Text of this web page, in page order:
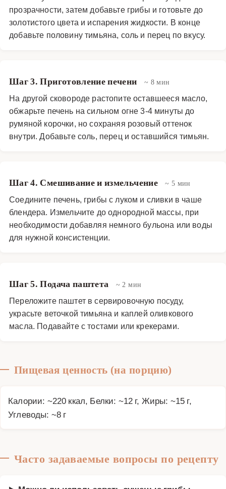
прозрачности, затем добавьте грибы и готовьте до
золотистого цвета и испарения жидкости. В конце
добавьте половину тимьяна, соль и перец по вкусу.
Шаг 3. Приготовление печени ~ 8 мин
На другой сковороде растопите оставшееся масло,
обжарьте печень на сильном огне 3-4 минуты до
румяной корочки, но сохраняя розовый оттенок
внутри. Добавьте соль, перец и оставшийся тимьян.
Шаг 4. Смешивание и измельчение ~ 5 мин
Соедините печень, грибы с луком и сливки в чаше
блендера. Измельчите до однородной массы, при
необходимости добавляя немного бульона или воды
для нужной консистенции.
Шаг 5. Подача паштета ~ 2 мин
Переложите паштет в сервировочную посуду,
украсьте веточкой тимьяна и каплей оливкового
масла. Подавайте с тостами или крекерами.
Пищевая ценность (на порцию)
Калории: ~220 ккал, Белки: ~12 г, Жиры: ~15 г,
Углеводы: ~8 г
Часто задаваемые вопросы по рецепту